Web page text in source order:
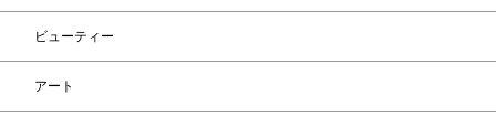
ビューティー
アート